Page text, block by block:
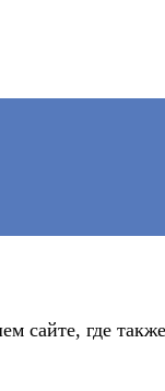
сайте, где